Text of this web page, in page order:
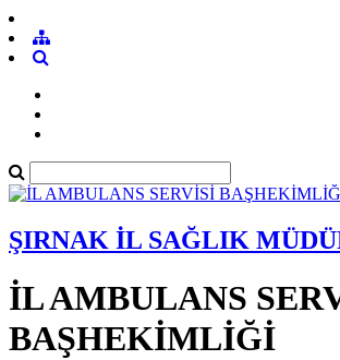
ŞIRNAK İL SAĞLIK
İL AMBULANS
BAŞHEKİMLİĞİ